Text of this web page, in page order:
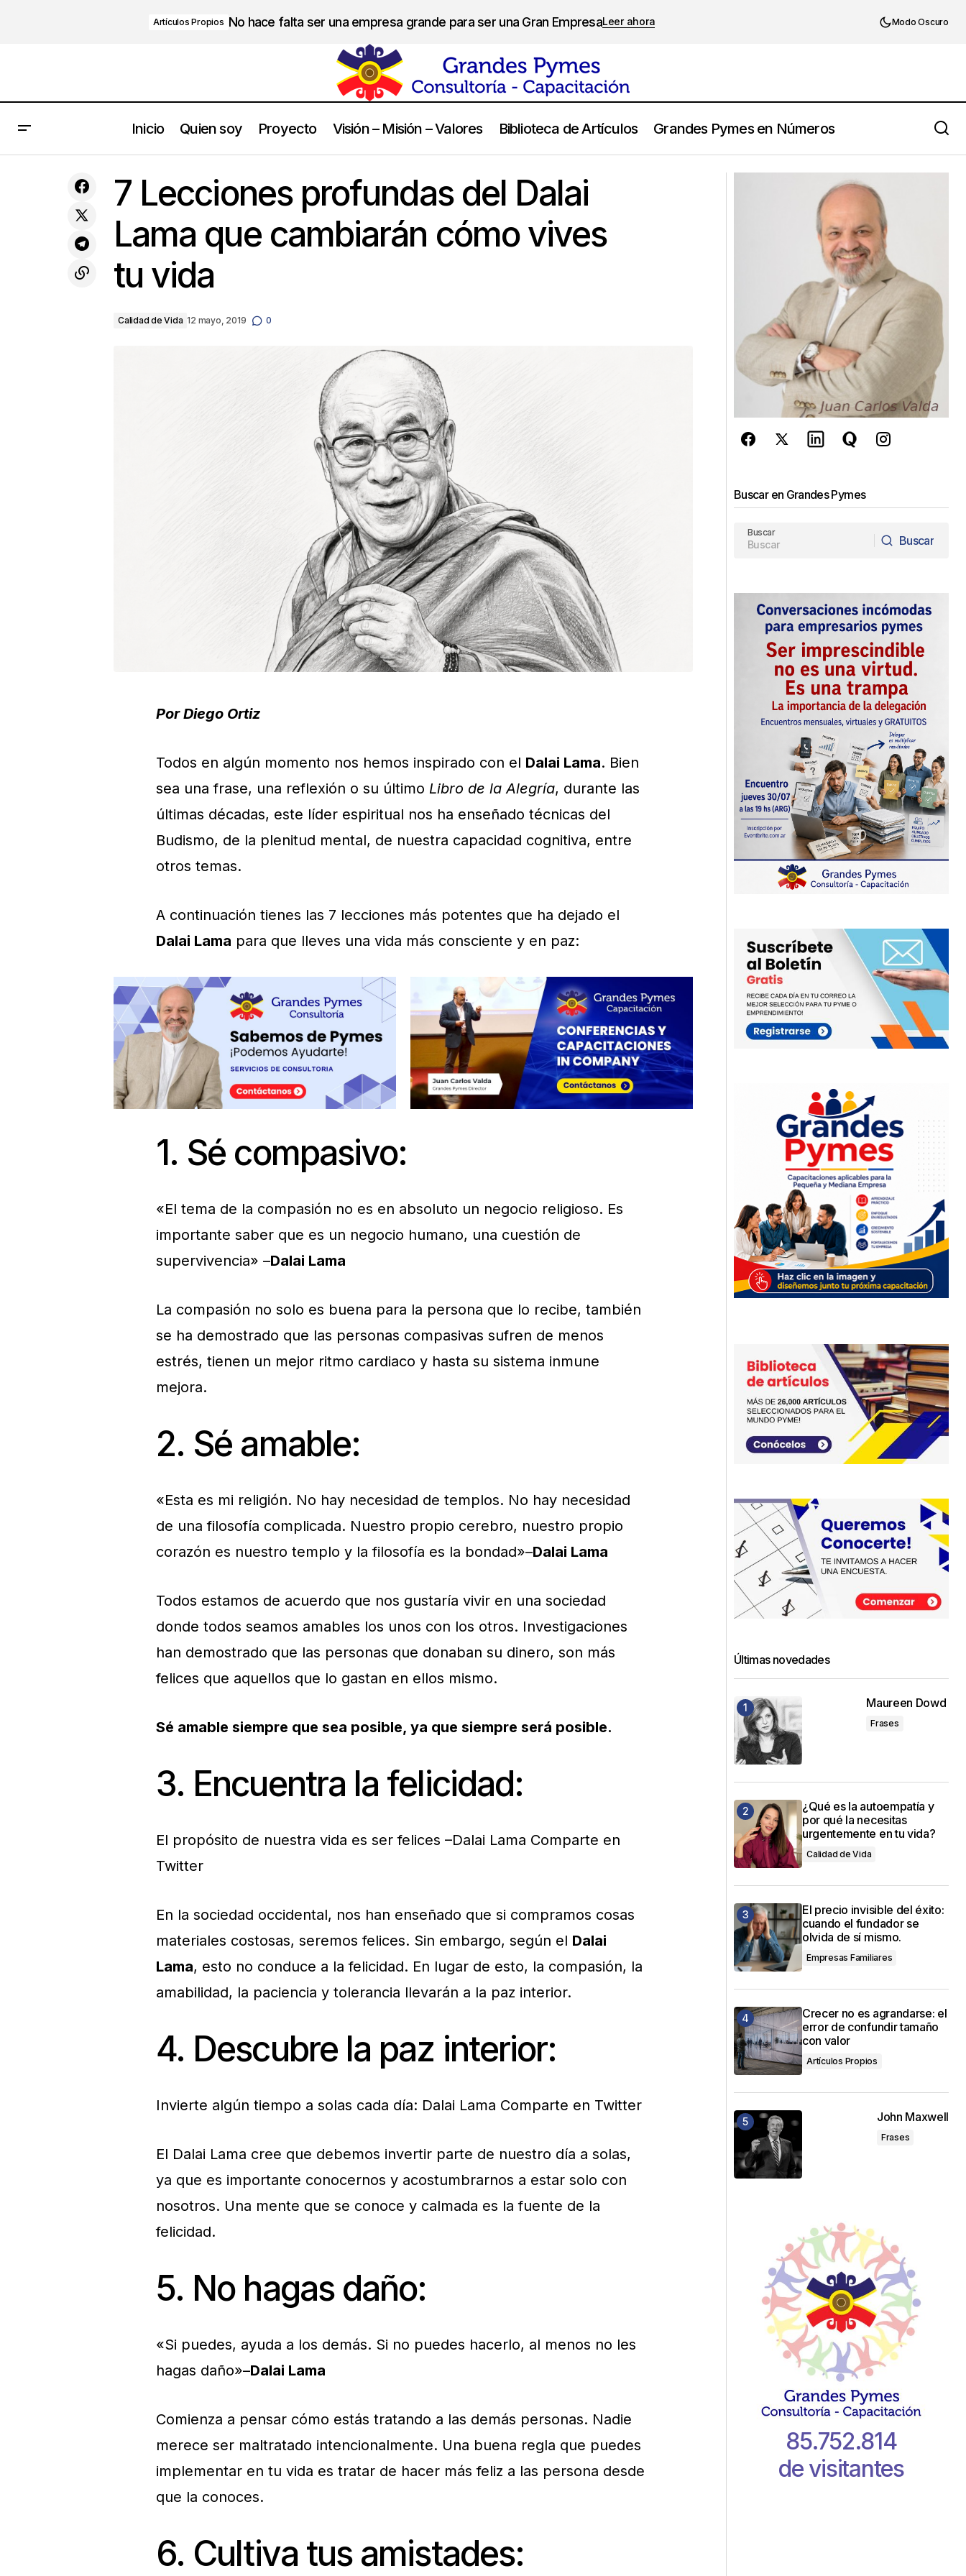
Artículos Propios No hace falta ser una empresa grande para ser una Gran EmpresaLeer ahora Modo Oscuro
Inicio Quien soy Proyecto Visión – Misión – Valores Biblioteca de Artículos Grandes Pymes en Números
para generar una cultura de feedback
7 Lecciones profundas del Dalai Lama que cambiarán cómo vives tu vida
7 Lecciones profundas del Dalai
Lama que cambiarán cómo vives
tu vida
Calidad de Vida 12 mayo, 2019 0
Por Diego Ortiz
Todos en algún momento nos hemos inspirado con el Dalai Lama. Bien
sea una frase, una reflexión o su último Libro de la Alegría, durante las
últimas décadas, este líder espiritual nos ha enseñado técnicas del
Budismo, de la plenitud mental, de nuestra capacidad cognitiva, entre
otros temas.
A continuación tienes las 7 lecciones más potentes que ha dejado el
Dalai Lama para que lleves una vida más consciente y en paz:
1. Sé compasivo:
«El tema de la compasión no es en absoluto un negocio religioso. Es
importante saber que es un negocio humano, una cuestión de
supervivencia» –Dalai Lama
La compasión no solo es buena para la persona que lo recibe, también
se ha demostrado que las personas compasivas sufren de menos
estrés, tienen un mejor ritmo cardiaco y hasta su sistema inmune
mejora.
2. Sé amable:
«Esta es mi religión. No hay necesidad de templos. No hay necesidad
de una filosofía complicada. Nuestro propio cerebro, nuestro propio
corazón es nuestro templo y la filosofía es la bondad»–Dalai Lama
Todos estamos de acuerdo que nos gustaría vivir en una sociedad
donde todos seamos amables los unos con los otros. Investigaciones
han demostrado que las personas que donaban su dinero, son más
felices que aquellos que lo gastan en ellos mismo.
Sé amable siempre que sea posible, ya que siempre será posible.
3. Encuentra la felicidad:
El propósito de nuestra vida es ser felices –Dalai Lama Comparte en
Twitter
En la sociedad occidental, nos han enseñado que si compramos cosas
materiales costosas, seremos felices. Sin embargo, según el Dalai
Lama, esto no conduce a la felicidad. En lugar de esto, la compasión, la
amabilidad, la paciencia y tolerancia llevarán a la paz interior.
4. Descubre la paz interior:
Invierte algún tiempo a solas cada día: Dalai Lama Comparte en Twitter
El Dalai Lama cree que debemos invertir parte de nuestro día a solas,
ya que es importante conocernos y acostumbrarnos a estar solo con
nosotros. Una mente que se conoce y calmada es la fuente de la
felicidad.
5. No hagas daño:
«Si puedes, ayuda a los demás. Si no puedes hacerlo, al menos no les
hagas daño»–Dalai Lama
Comienza a pensar cómo estás tratando a las demás personas. Nadie
merece ser maltratado intencionalmente. Una buena regla que puedes
implementar en tu vida es tratar de hacer más feliz a las persona desde
que la conoces.
6. Cultiva tus amistades:
Buscar en Grandes Pymes
Buscar
Buscar
Últimas novedades
Maureen Dowd
Frases
¿Qué es la autoempatía y
por qué la necesitas
urgentemente en tu vida?
Calidad de Vida
El precio invisible del éxito:
cuando el fundador se
olvida de sí mismo.
Empresas Familiares
Crecer no es agrandarse: el
error de confundir tamaño
con valor
Artículos Propios
John Maxwell
Frases
85.752.814
de visitantes